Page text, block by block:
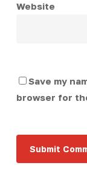
Website
Save my
browser for